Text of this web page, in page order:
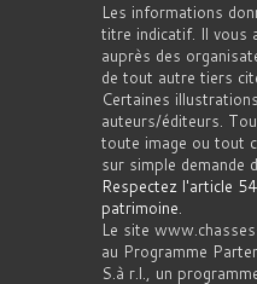
Les informations
titre indicatif. Il vous
auprès des
de tout autre tiers
Certaines
auteurs/éditeurs.
toute image ou tout
sur simple demande
Respectez l'article
patrimoine.
Le site
au Programme
S.à r.l., un